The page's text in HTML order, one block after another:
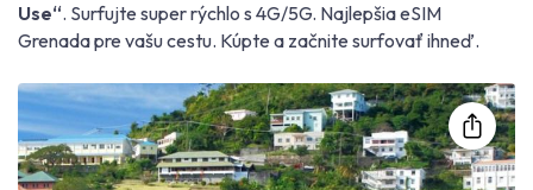
Use“. Surfujte super rýchlo s 4G/5G. Najlepšia eSIM
Grenada pre vašu cestu. Kúpte a začnite surfovať ihneď.